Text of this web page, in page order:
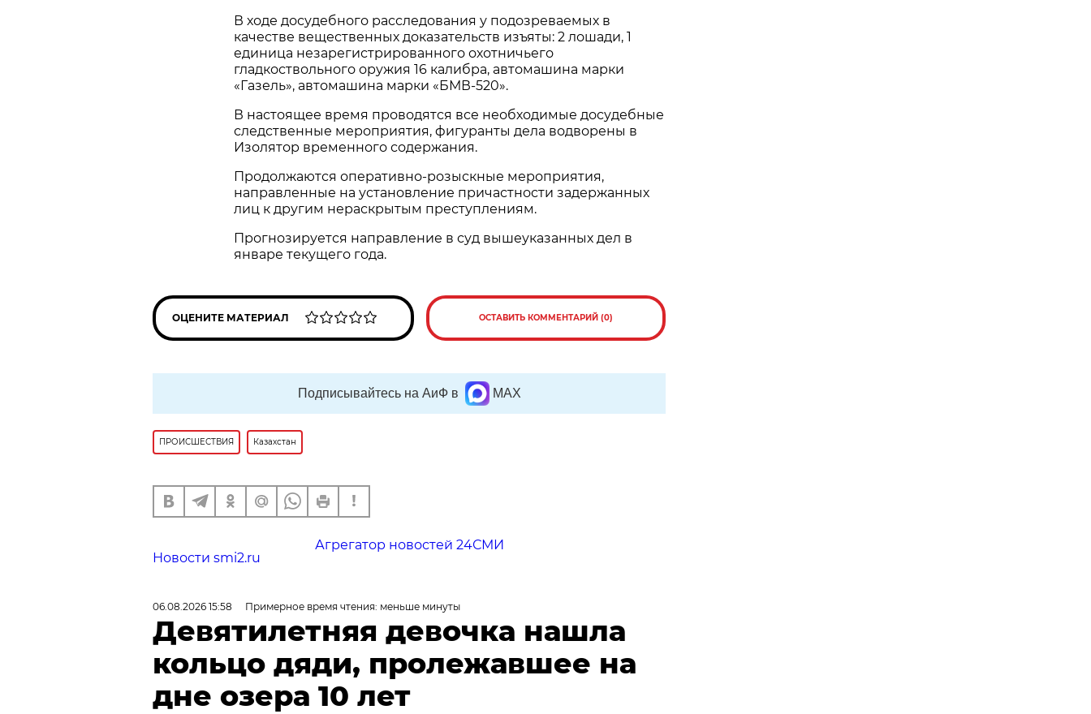
В ходе досудебного расследования у подозреваемых в
качестве вещественных доказательств изъяты: 2 лошади, 1
единица незарегистрированного охотничьего
гладкоствольного оружия 16 калибра, автомашина марки
«Газель», автомашина марки «БМВ-520».
В настоящее время проводятся все необходимые досудебные
следственные мероприятия, фигуранты дела водворены в
Изолятор временного содержания.
Продолжаются оперативно-розыскные мероприятия,
направленные на установление причастности задержанных
лиц к другим нераскрытым преступлениям.
Прогнозируется направление в суд вышеуказанных дел в
январе текущего года.
ОЦЕНИТЕ МАТЕРИАЛ ОСТАВИТЬ КОММЕНТАРИЙ (0)
Подписывайтесь на АиФ в MAX
ПРОИСШЕСТВИЯ Казахстан
Агрегатор новостей 24СМИ
Новости smi2.ru
06.08.2026 15:58 Примерное время чтения: меньше минуты
Девятилетняя девочка нашла
кольцо дяди, пролежавшее на
дне озера 10 лет